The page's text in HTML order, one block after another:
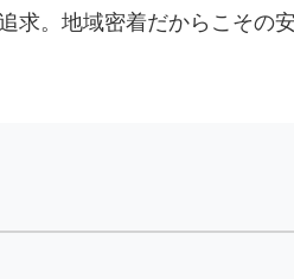
求。地域密着だからこその